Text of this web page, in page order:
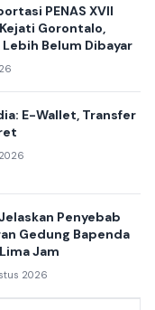
PENAS XVII
Gorontalo,
Belum Dibayar
E-Wallet, Transfer
Penyebab
Gedung Bapenda
Jam
2026